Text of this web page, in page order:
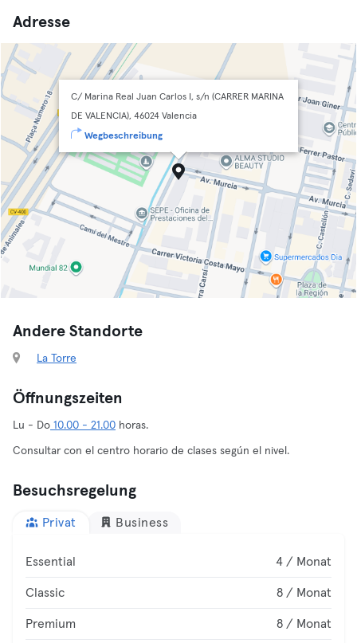
Adresse
C/ Marina Real Juan Carlos I, s/n (CARRER MARINA
DE VALENCIA), 46024 Valencia
Wegbeschreibung
Andere Standorte
La Torre
Öffnungszeiten
Lu - Do 10.00 - 21.00 horas.
Consultar con el centro horario de clases según el nivel.
Besuchsregelung
Privat Business
Essential 4 / Monat
Classic 8 / Monat
Premium 8 / Monat